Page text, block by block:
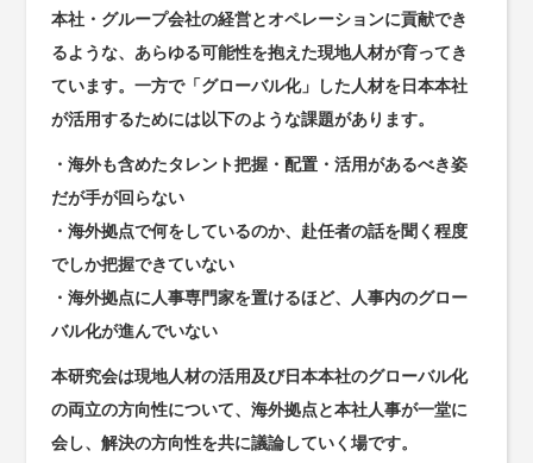
本社・グループ会社の経営とオペレーションに貢献でき
るような、あらゆる可能性を抱えた現地人材が育ってき
ています。一方で「グローバル化」した人材を日本本社
が活用するためには以下のような課題があります。
・海外も含めたタレント把握・配置・活用があるべき姿
だが手が回らない
・海外拠点で何をしているのか、赴任者の話を聞く程度
でしか把握できていない
・海外拠点に人事専門家を置けるほど、人事内のグロー
バル化が進んでいない
本研究会は現地人材の活用及び日本本社のグローバル化
の両立の方向性について、海外拠点と本社人事が一堂に
会し、解決の方向性を共に議論していく場です。